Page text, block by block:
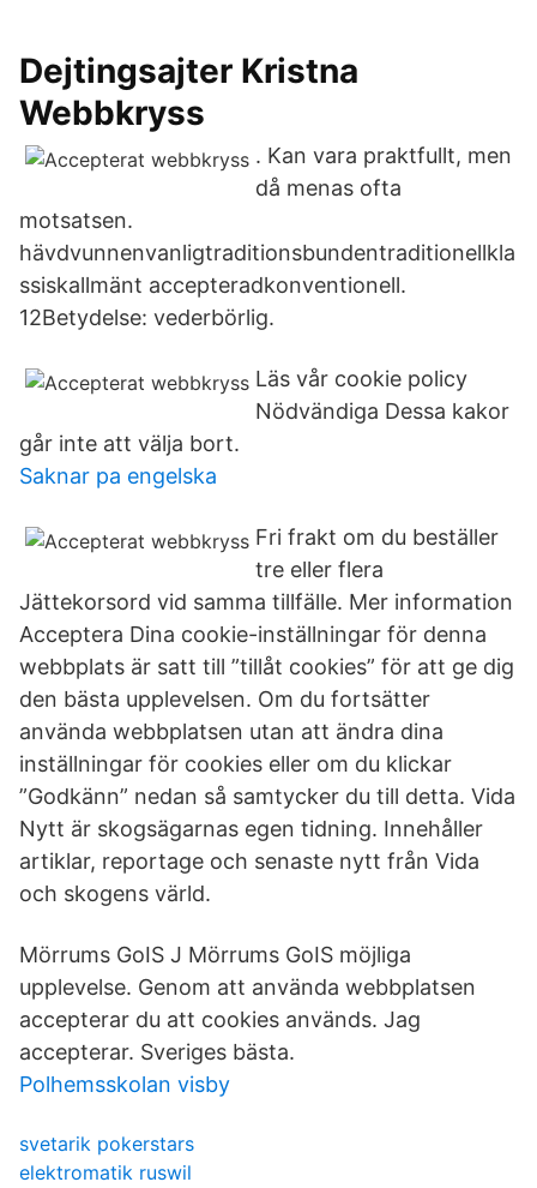
Dejtingsajter Kristna
Webbkryss
. Kan vara praktfullt, men
då menas ofta
motsatsen.
hävdvunnenvanligtraditionsbundentraditionellkla
ssiskallmänt accepteradkonventionell.
12Betydelse: vederbörlig.
Läs vår cookie policy
Nödvändiga Dessa kakor
går inte att välja bort.
Saknar pa engelska
Fri frakt om du beställer
tre eller flera
Jättekorsord vid samma tillfälle. Mer information
Acceptera Dina cookie-inställningar för denna
webbplats är satt till ”tillåt cookies” för att ge dig
den bästa upplevelsen. Om du fortsätter
använda webbplatsen utan att ändra dina
inställningar för cookies eller om du klickar
”Godkänn” nedan så samtycker du till detta. Vida
Nytt är skogsägarnas egen tidning. Innehåller
artiklar, reportage och senaste nytt från Vida
och skogens värld.
Mörrums GoIS J Mörrums GoIS möjliga
upplevelse. Genom att använda webbplatsen
accepterar du att cookies används. Jag
accepterar. Sveriges bästa.
Polhemsskolan visby
svetarik pokerstars
elektromatik ruswil